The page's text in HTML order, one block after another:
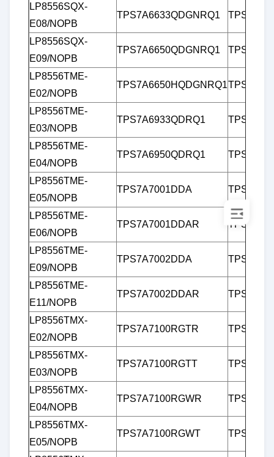
LP8556SQX-
E08/NOPB
TPS7A6633QDGNRQ1
LP8556SQX-
E09/NOPB
TPS7A6650QDGNRQ1
LP8556TME-
E02/NOPB
TPS7A6650HQDGNRQ1
LP8556TME-
E03/NOPB
TPS7A6933QDRQ1
LP8556TME-
E04/NOPB
TPS7A6950QDRQ1
LP8556TME-
E05/NOPB
TPS7A7001DDA
LP8556TME-
E06/NOPB
TPS7A7001DDAR
LP8556TME-
E09/NOPB
TPS7A7002DDA
LP8556TME-
E11/NOPB
TPS7A7002DDAR
LP8556TMX-
E02/NOPB
TPS7A7100RGTR
LP8556TMX-
E03/NOPB
TPS7A7100RGTT
LP8556TMX-
E04/NOPB
TPS7A7100RGWR
LP8556TMX-
E05/NOPB
TPS7A7100RGWT